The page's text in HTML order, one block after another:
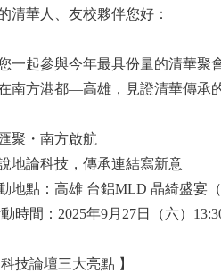
清華人、友校夥伴您好：
一起參與今年最具份量的清華聚
南方港都—高雄，見證清華傳承
聚・南方啟航
地論科技，傳承連結寫新意
地點：高雄 台鋁MLD 晶綺盛宴
時間：2025年9月27日（六）
技論壇三大亮點 】